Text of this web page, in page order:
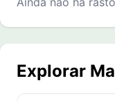
Explorar